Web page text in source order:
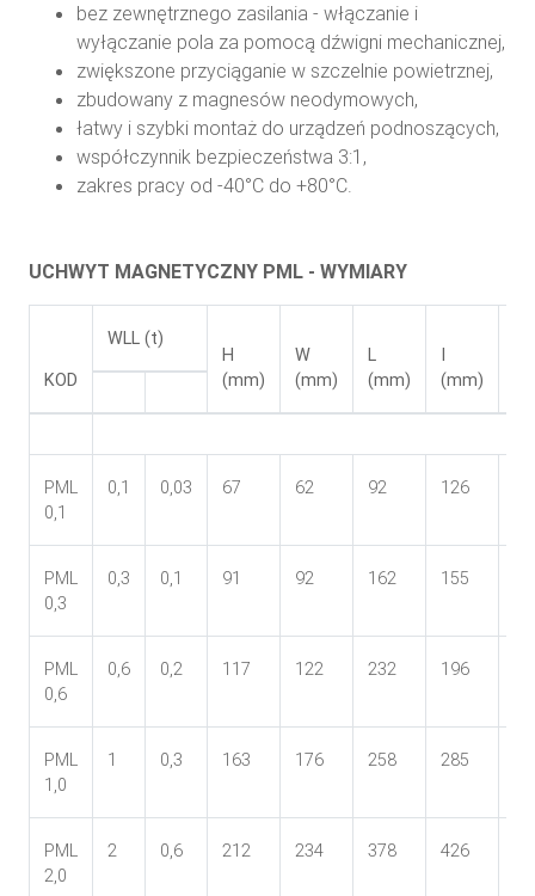
bez zewnętrznego zasilania - włączanie i
wyłączanie pola za pomocą dźwigni mechanicznej,
zwiększone przyciąganie w szczelnie powietrznej,
zbudowany z magnesów neodymowych,
łatwy i szybki montaż do urządzeń podnoszących,
współczynnik bezpieczeństwa 3:1,
zakres pracy od -40°C do +80°C.
UCHWYT MAGNETYCZNY PML - WYMIARY
KOD
WLL (t)
H
(mm)
W
(mm)
L
(mm)
I
(mm)
PML
0,1
0,1 0,03 67 62 92 126
PML
0,3
0,3 0,1 91 92 162 155
PML
0,6
0,6 0,2 117 122 232 196
PML
1,0
1 0,3 163 176 258 285
PML
2,0
2 0,6 212 234 378 426